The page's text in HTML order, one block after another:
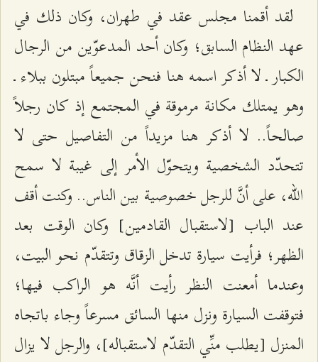
لقد أقمنا مجلس عقد في طهران، وكان ذلك في
عهد النظام السابق؛ وكان أحد المدعوّين من الرجال
الكبار ـ لا أذكر اسمه هنا فنحن جميعاً مبتلون ببلاء ـ
وهو يمتلك مكانة مرموقة في المجتمع إذ كان رجلاً
صالحاً.. لا أذكر هنا مزيداً من التفاصيل حتى لا
تتحدّد الشخصية ويتحوّل الأمر إلى غيبة لا سمح
الله، على أنَّ للرجل خصوصية بين الناس.. وكنت أقف
عند الباب [لاستقبال القادمين] وكان الوقت بعد
الظهر؛ فرأيت سيارة تدخل الزقاق وتتقدّم نحو البيت،
وعندما أمعنت النظر رأيت أنَّه هو الراكب فيها؛
فتوقفت السيارة ونزل منها السائق مسرعاً وجاء باتجاه
المنزل [يطلب منِّي التقدّم لاستقباله]، والرجل لا يزال